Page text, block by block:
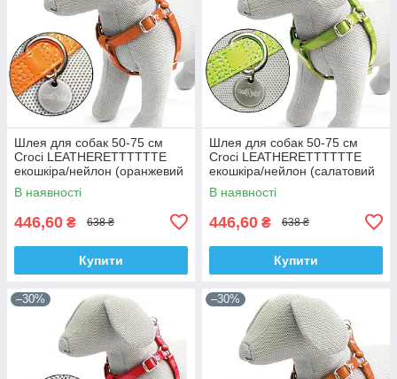
Шлея для собак 50-75 см
Croci LEATHERETTTTTTE
екошкіра/нейлон (оранжевий
лак)
В наявності
446,60 ₴ 638 ₴
Купити
Шлея для собак 50-75 см
Croci LEATHERETTTTTTE
екошкіра/нейлон (салатовий
лак)
В наявності
446,60 ₴ 638 ₴
Купити
–30% –30%